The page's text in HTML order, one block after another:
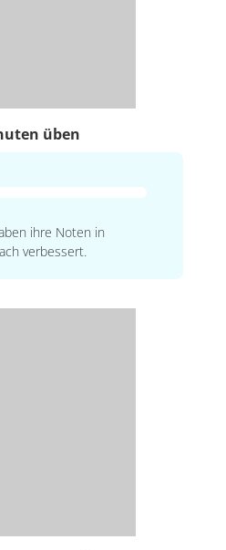
üben
ihre Noten in
verbessert.